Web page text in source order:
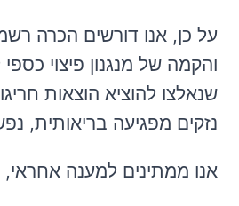
על כן, אנו דורשים הכרה
והקמה של מנגנון פיצוי
שנאלצו להוציא הוצאות
נזקים מפגיעה בריאותית,
אנו ממתינים למענה אחראי,